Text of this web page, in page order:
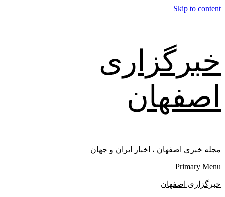
Skip to content
خبرگزاری
اصفهان
مجله خبری اصفهان ، اخبار ایران و جهان
Primary Menu
خبرگزاری اصفهان